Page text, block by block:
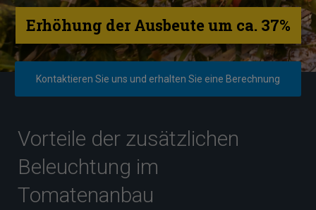
Erhöhung der Ausbeute um ca. 37%
Kontaktieren Sie uns und erhalten Sie eine Berechnung
Vorteile der zusätzlichen
Beleuchtung im
Tomatenanbau